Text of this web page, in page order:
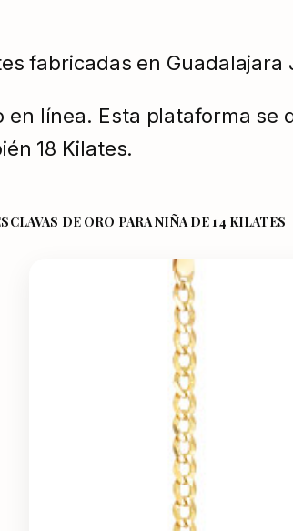
fabricadas en Guadalajara
línea. Esta plataforma
18 Kilates.
DE ORO PARA NIÑA DE 14 KILATES